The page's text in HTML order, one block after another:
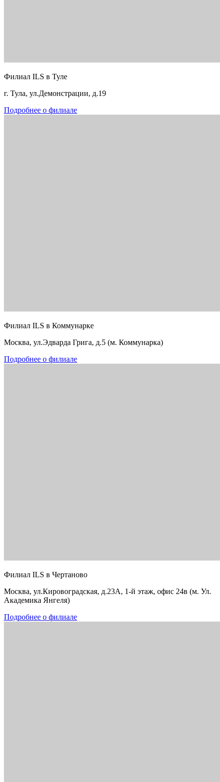
Филиал ILS в Туле
г. Тула, ул.Демонстрации, д.19
Подробнее о филиале
Филиал ILS в Коммунарке
Москва, ул.Эдварда Грига, д.5 (м. Коммунарка)
Подробнее о филиале
Филиал ILS в Чертаново
Москва, ул.Кировоградская, д.23А, 1-й этаж, офис 24в (м. Ул.
Академика Янгеля)
Подробнее о филиале